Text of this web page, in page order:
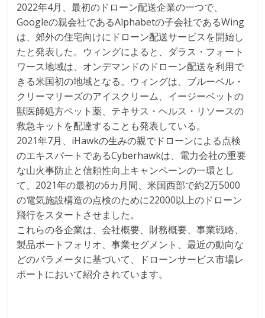
2022年4月、最初のドローン配送企業の一つで、
Googleの親会社であるAlphabetの子会社であるWing
は、郊外の住宅向けにドローン配送サービスを開始し
たと発表した。ウィングによると、ダラス・フォート
ワース地域は、オンデマンドのドローン配送を利用で
きる米国初の地域となる。ウィングは、ブルーベル・
クリーマリーズのアイスクリーム、イージーベットの
獣医師処方ペット薬、テキサス・ヘルス・リソースの
救急キットを配達することも発表している。
2021年7月、iHawkの生みの親でドローンによる点検
のエキスパートであるCyberhawkは、電力会社の重要
な山火事防止と信頼性向上キャンペーンの一環とし
て、2021年の最初の6カ月間、米国西部で約2万5000
の電気施設構造の点検のために22000以上のドローン
飛行をスタートさせました。
これらの各企業は、会社概要、財務概要、事業戦略、
製品ポートフォリオ、事業セグメント、最近の動向な
どのパラメータに基づいて、ドローンサービス市場レ
ポートにおいて紹介されています。